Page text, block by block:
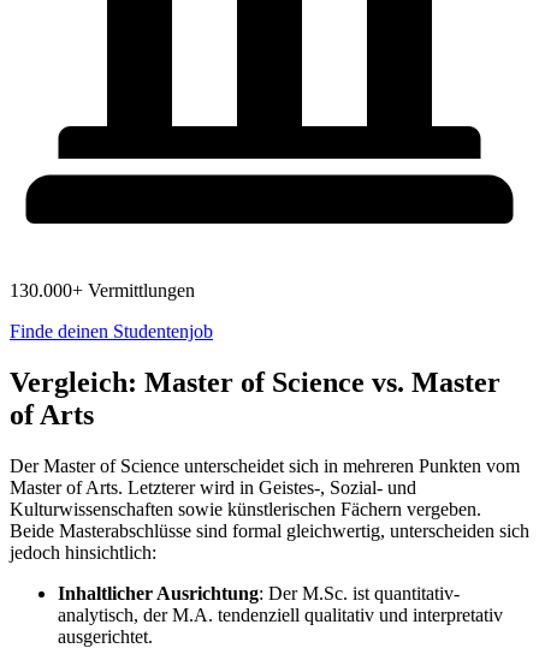
130.000+ Vermittlungen
Finde deinen Studentenjob
Vergleich: Master of Science vs. Master
of Arts
Der Master of Science unterscheidet sich in mehreren Punkten vom
Master of Arts. Letzterer wird in Geistes-, Sozial- und
Kulturwissenschaften sowie künstlerischen Fächern vergeben.
Beide Masterabschlüsse sind formal gleichwertig, unterscheiden sich
jedoch hinsichtlich:
Inhaltlicher Ausrichtung: Der M.Sc. ist quantitativ-
analytisch, der M.A. tendenziell qualitativ und interpretativ
ausgerichtet.